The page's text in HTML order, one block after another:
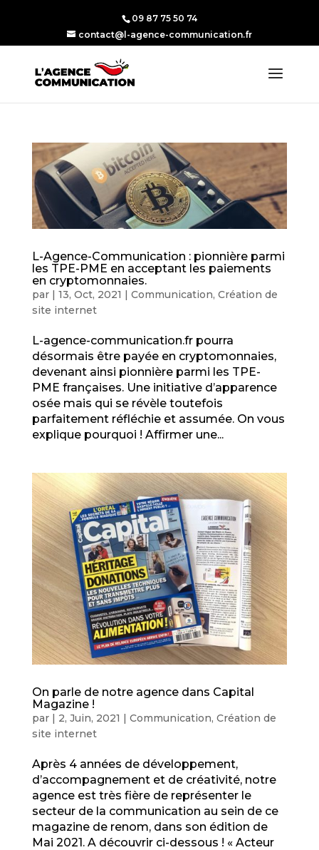
09 87 75 50 74
contact@l-agence-communication.fr
L-Agence-Communication : pionnière parmi
les TPE-PME en acceptant les paiements
en cryptomonnaies.
par | 13, Oct, 2021 | Communication, Création de
site internet
L-agence-communication.fr pourra
désormais être payée en cryptomonnaies,
devenant ainsi pionnière parmi les TPE-
PME françaises. Une initiative d’apparence
osée mais qui se révèle toutefois
parfaitement réfléchie et assumée. On vous
explique pourquoi ! Affirmer une...
On parle de notre agence dans Capital
Magazine !
par | 2, Juin, 2021 | Communication, Création de
site internet
Après 4 années de développement,
d’accompagnement et de créativité, notre
agence est très fière de représenter le
secteur de la communication au sein de ce
magazine de renom, dans son édition de
Mai 2021. A découvrir ci-dessous ! « Acteur